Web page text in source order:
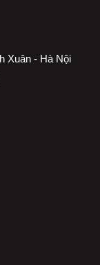
Xuân - Hà Nội